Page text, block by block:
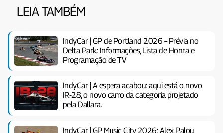
LEIA TAMBÉM
IndyCar | GP de Portland 2026 – Prévia no
Delta Park: Informações, Lista de Honra e
Programação de TV
IndyCar | A espera acabou: aqui está o novo
IR-28, o novo carro da categoria projetado
pela Dallara.
IndyCar | GP Music City 2026: Alex Palou